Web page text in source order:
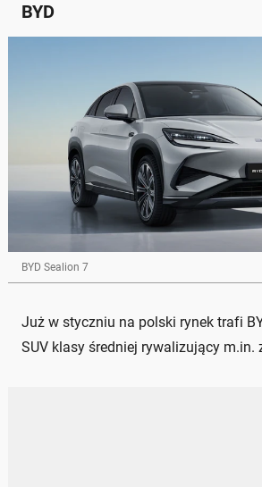
BYD
BYD Sealion 7
Już w styczniu na polski rynek trafi
SUV klasy średniej rywalizujący m.in.